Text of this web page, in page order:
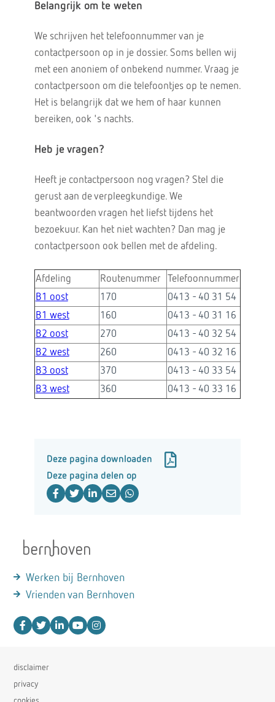
Belangrijk om te weten
We schrijven het telefoonnummer van je
contactpersoon op in je dossier. Soms bellen wij
met een anoniem of onbekend nummer. Vraag je
contactpersoon om die telefoontjes op te nemen.
Het is belangrijk dat we hem of haar kunnen
bereiken, ook 's nachts.
Heb je vragen?
Heeft je contactpersoon nog vragen? Stel die
gerust aan de verpleegkundige. We
beantwoorden vragen het liefst tijdens het
bezoekuur. Kan het niet wachten? Dan mag je
contactpersoon ook bellen met de afdeling.
Afdeling Routenummer
Telefoonnummer
B1 oost
170
0413 - 40 31 54
B1 west
160
0413 - 40 31 16
B2 oost
270
0413 - 40 32 54
B2 west
260
0413 - 40 32 16
B3 oost
370
0413 - 40 33 54
B3 west
360 0413 - 40 33 16
Deze pagina downloaden
Deze pagina delen op
Werken bij Bernhoven
Vrienden van Bernhoven
disclaimer
privacy